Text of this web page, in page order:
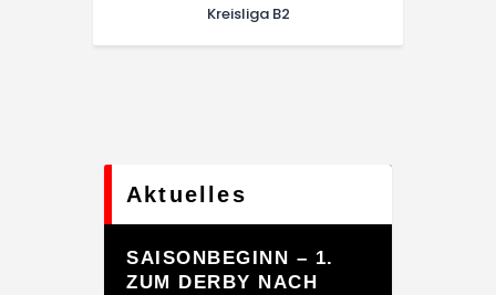
Kreisliga B2
Aktuelles
SAISONBEGINN – 1.
ZUM DERBY NACH